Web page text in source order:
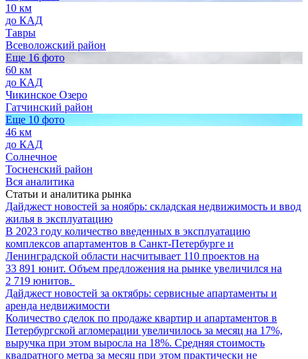
10 км
до КАД
Тавры
Всеволожский район
Еще 16 фото
60 км
до КАД
Чикинское Озеро
Гатчинский район
Еще 10 фото
46 км
до КАД
Солнечное
Тосненский район
Вся аналитика
Статьи и аналитика рынка
Дайджест новостей за ноябрь: складская недвижимость и ввод
жилья в эксплуатацию
В 2023 году количество введенных в эксплуатацию
комплексов апартаментов в Санкт-Петербурге и
Ленинградской области насчитывает 110 проектов на
33 891 юнит. Объем предложения на рынке увеличился на
2 719 юнитов.
Дайджест новостей за октябрь: сервисные апартаменты и
аренда недвижимости
Количество сделок по продаже квартир и апартаментов в
Петербургской агломерации увеличилось за месяц на 17%,
выручка при этом выросла на 18%. Средняя стоимость
квадратного метра за месяц при этом практически не